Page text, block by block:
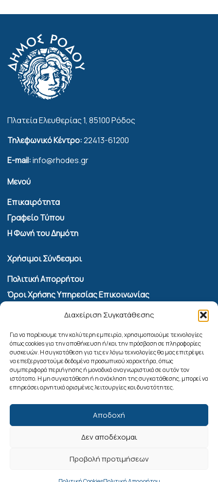
Διαχείριση Συγκατάθεσης
Για να παρέχουμε την καλύτερη εμπειρία, χρησιμοποιούμε τεχνολογίες
όπως cookies για την αποθήκευση ή/και την πρόσβαση σε πληροφορίες
συσκευών. Η συγκατάθεση για τις εν λόγω τεχνολογίες θα μας επιτρέψει
να επεξεργαστούμε δεδομένα προσωπικού χαρακτήρα, όπως
συμπεριφορά περιήγησης ή μοναδικά αναγνωριστικά σε αυτόν τον
ιστότοπο. Η μη συγκατάθεση ή η ανάκληση της συγκατάθεσης, μπορεί να
επηρεάσει αρνητικά ορισμένες λειτουργίες και δυνατότητες.
Αποδοχή
Δεν αποδέχομαι
Προβολή προτιμήσεων
Πλατεία Ελευθερίας 1, 85100 Ρόδος
Τηλεφωνικό Κέντρο:22413-61200
E-mail:info@rhodes.gr
Μενού
Επικαιρότητα
Γραφείο Τύπου
Η Φωνή του Δημότη
Χρήσιμοι Σύνδεσμοι
Πολιτική Απορρήτου
Όροι Χρήσης Υπηρεσίας Επικοινωνίας
Πολιτική Cookies (ΕΕ)
Αναζήτηση